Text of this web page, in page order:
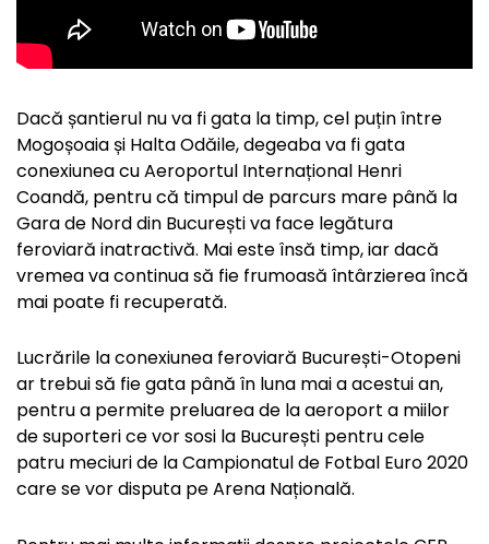
Dacă șantierul nu va fi gata la timp, cel puțin între
Mogoșoaia și Halta Odăile, degeaba va fi gata
conexiunea cu Aeroportul Internațional Henri
Coandă, pentru că timpul de parcurs mare până la
Gara de Nord din București va face legătura
feroviară inatractivă. Mai este însă timp, iar dacă
vremea va continua să fie frumoasă întârzierea încă
mai poate fi recuperată.
Lucrările la conexiunea feroviară București-Otopeni
ar trebui să fie gata până în luna mai a acestui an,
pentru a permite preluarea de la aeroport a miilor
de suporteri ce vor sosi la București pentru cele
patru meciuri de la Campionatul de Fotbal Euro 2020
care se vor disputa pe Arena Națională.